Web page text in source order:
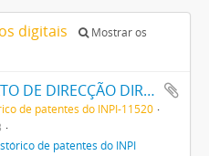
digitais
Mostrar os
UM RHEOSTATO DE DIRECÇÃO DIRECTA POR SOLENOIDE PARA SYSTEMAS DE ILLUMINAÇÃO DOS TRENS DE ESTRADA DE FERRO
de patentes do INPI-11520
de patentes do INPI